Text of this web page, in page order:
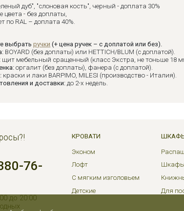
дуб", "слоновая кость", черный - доплата 30%
цвета - без доплаты,
по RAL – доплата 40%.
выбратьручки (+ цена ручек – с доплатой или без).
BOYARD (без доплаты) или HETTICH/BLUM (с доплатой).
щит мебельный сращенный (класс Экстра, не тоньше 18
оргалит (без доплаты), фанера (с доплатой).
краски и лаки BARPIMO, MILESI (производство - Италия).
и доставки: до 2-х недель.
76-
до 20:00
КРОВАТИ
Эконом
Лофт
С мягким изголовьем
Детские
Для